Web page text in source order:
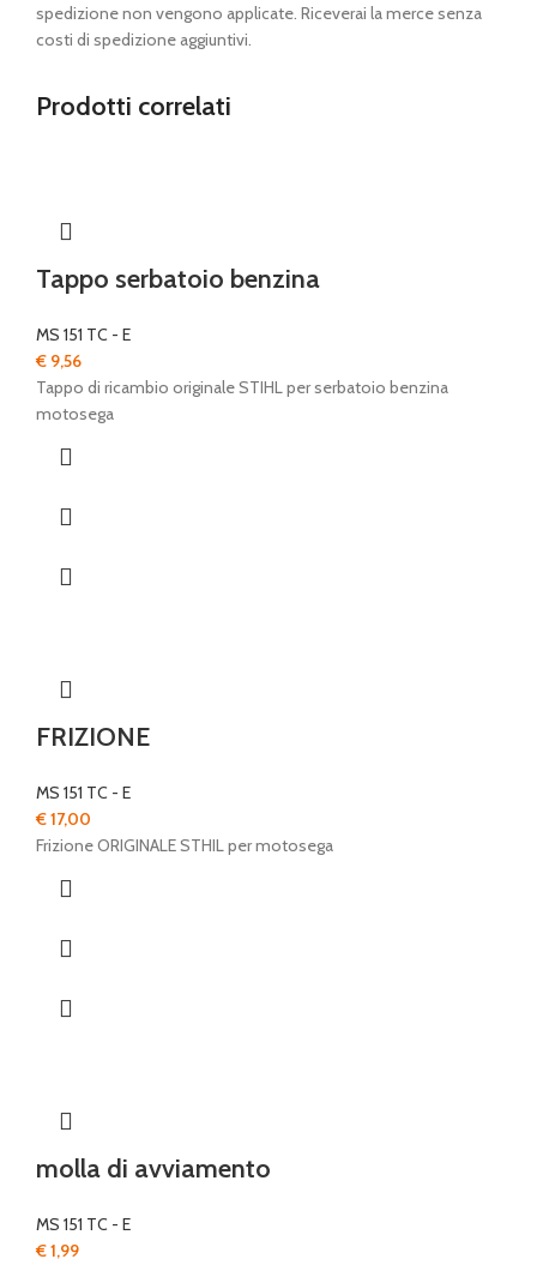
spedizione non vengono applicate. Riceverai la merce senza
costi di spedizione aggiuntivi.
Prodotti correlati
Tappo serbatoio benzina
MS 151 TC - E
€ 9,56
Tappo di ricambio originale STIHL per serbatoio benzina
motosega
FRIZIONE
MS 151 TC - E
€17,00
Frizione ORIGINALE STHIL per motosega
molla di avviamento
MS 151 TC - E
€1,99